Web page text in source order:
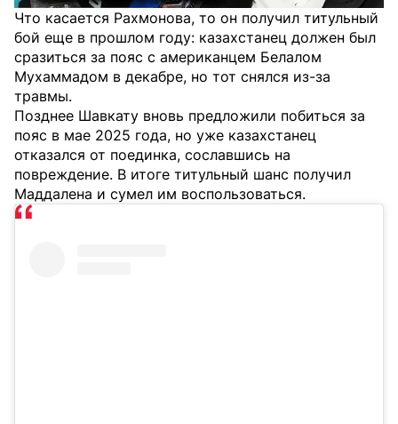
Что касается Рахмонова, то он получил титульный
бой еще в прошлом году: казахстанец должен был
сразиться за пояс с американцем Белалом
Мухаммадом в декабре, но тот снялся из-за
травмы.
Позднее Шавкату вновь предложили побиться за
пояс в мае 2025 года, но уже казахстанец
отказался от поединка, сославшись на
повреждение. В итоге титульный шанс получил
Маддалена и сумел им воспользоваться.